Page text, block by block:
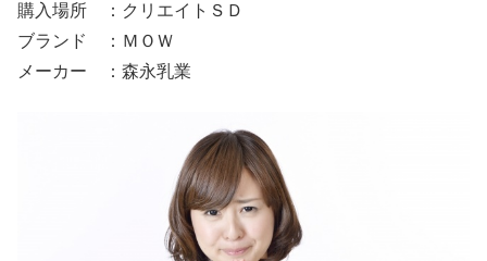
購入場所 ：クリエイトＳＤ
ブランド ：ＭＯＷ
メーカー ：森永乳業